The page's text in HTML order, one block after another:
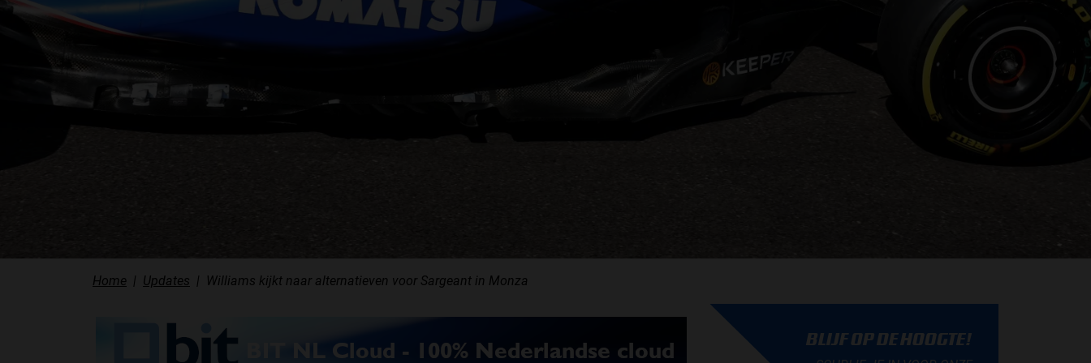
Home Updates Williams kijkt naar alternatieven voor Sargeant in Monza
BLIJF OP DE HOOGTE!